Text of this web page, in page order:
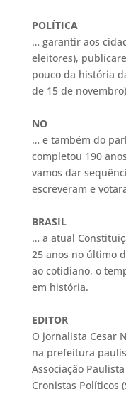
POLÍTICA
… garantir aos
eleitores),
pouco da história
de 15 de
NO
… e também do
completou 190
vamos dar
escreveram e
BRASIL
… a atual
25 anos no último
ao cotidiano, o
em história.
EDITOR
O jornalista Cesar
na prefeitura
Associação
Cronistas Políticos